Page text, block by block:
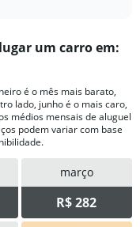
um carro em:
é o mês mais barato,
lado, junho é o mais caro,
médios mensais de aluguel
podem variar com base
março
R$ 282